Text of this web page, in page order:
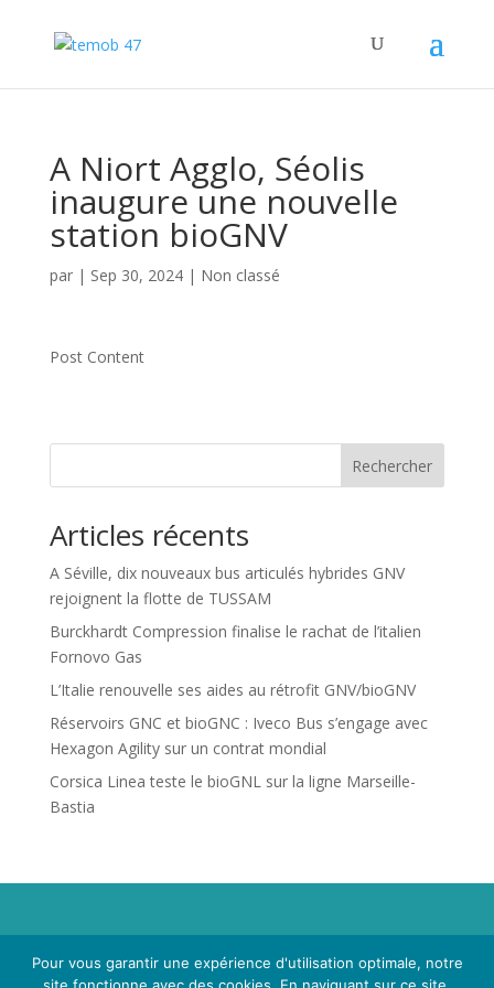
A Niort Agglo, Séolis
inaugure une nouvelle
station bioGNV
par | Sep 30, 2024| Non classé
Post Content
Rechercher
Articles récents
A Séville, dix nouveaux bus articulés hybrides GNV
rejoignent la flotte de TUSSAM
Burckhardt Compression finalise le rachat de l’italien
Fornovo Gas
L’Italie renouvelle ses aides au rétrofit GNV/bioGNV
Réservoirs GNC et bioGNC : Iveco Bus s’engage avec
Hexagon Agility sur un contrat mondial
Corsica Linea teste le bioGNL sur la ligne Marseille-
Bastia
Mentions LégalesetPolitique de Confidentialité.
Pour vous garantir une expérience d'utilisation optimale, notre